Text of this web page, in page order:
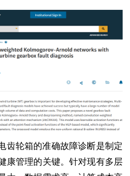
齿轮箱的准确故障诊断是制定
康管理的关键。针对现有多层